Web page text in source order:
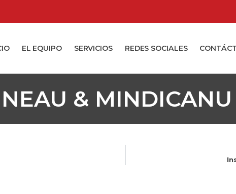
EL EQUIPO SERVICIOS REDES SOCIALES
& MINDICANU